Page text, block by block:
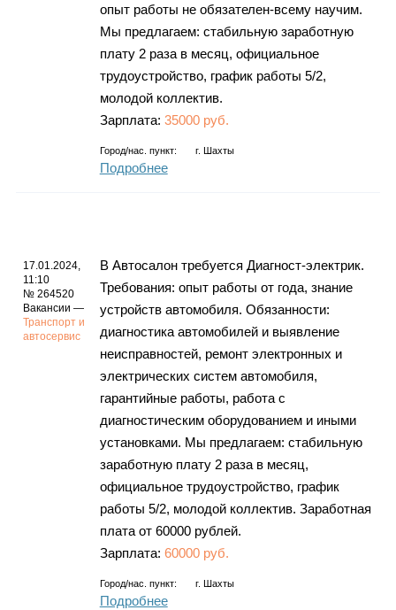
Карты
Фотогалерея
опыт работы не обязателен-всему научим.
Мы предлагаем: стабильную заработную
плату 2 раза в месяц, официальное
трудоустройство, график работы 5/2,
молодой коллектив.
Зарплата: 35000 руб.
Город/нас. пункт: г. Шахты
Подробнее
17.01.2024,
11:10
№ 264520
Вакансии —
Транспорт и
автосервис
В Автосалон требуется Диагност-электрик.
Требования: опыт работы от года, знание
устройств автомобиля. Обязанности:
диагностика автомобилей и выявление
неисправностей, ремонт электронных и
электрических систем автомобиля,
гарантийные работы, работа с
диагностическим оборудованием и иными
установками. Мы предлагаем: стабильную
заработную плату 2 раза в месяц,
официальное трудоустройство, график
работы 5/2, молодой коллектив. Заработная
плата от 60000 рублей.
Зарплата: 60000 руб.
Город/нас. пункт: г. Шахты
Подробнее